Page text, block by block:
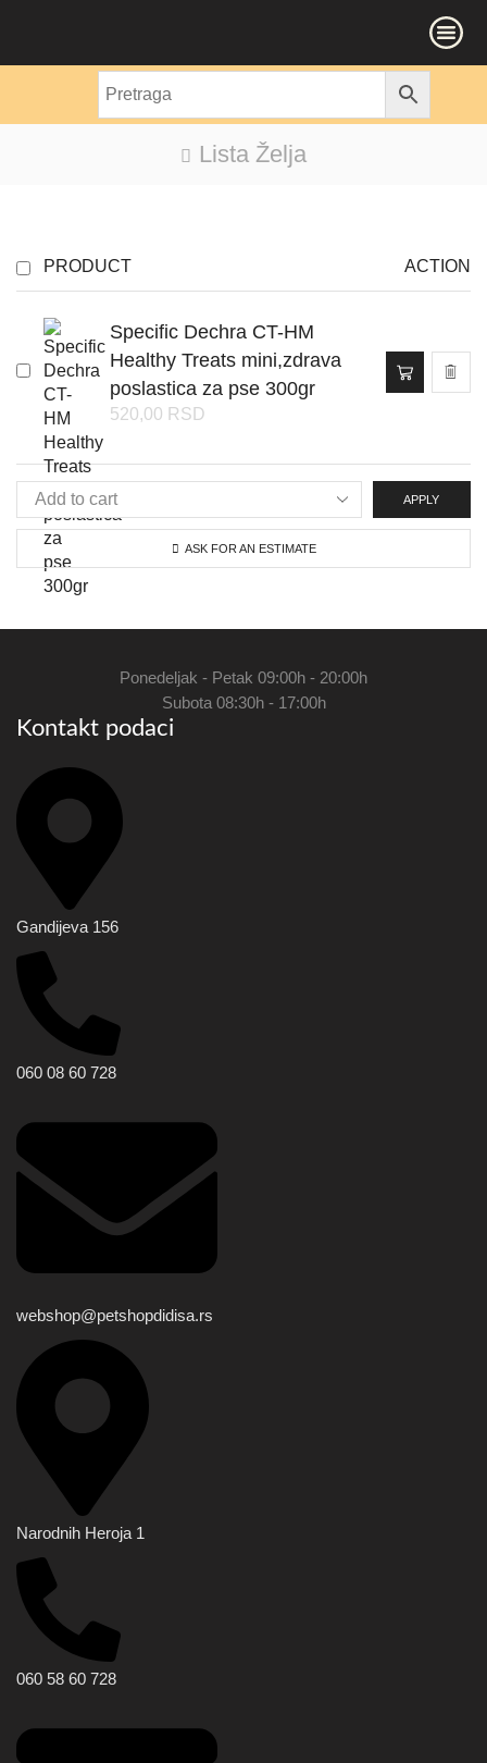
Lista Želja
PRODUCT ACTION
Specific Dechra CT-HM
Healthy Treats mini,zdrava
poslastica za pse 300gr
520,00 RSD
APPLY
ASK FOR AN ESTIMATE
Ponedeljak - Petak 09:00h - 20:00h
Subota 08:30h - 17:00h
Kontakt podaci
Gandijeva 156
060 08 60 728
webshop@petshopdidisa.rs
Narodnih Heroja 1
060 58 60 728